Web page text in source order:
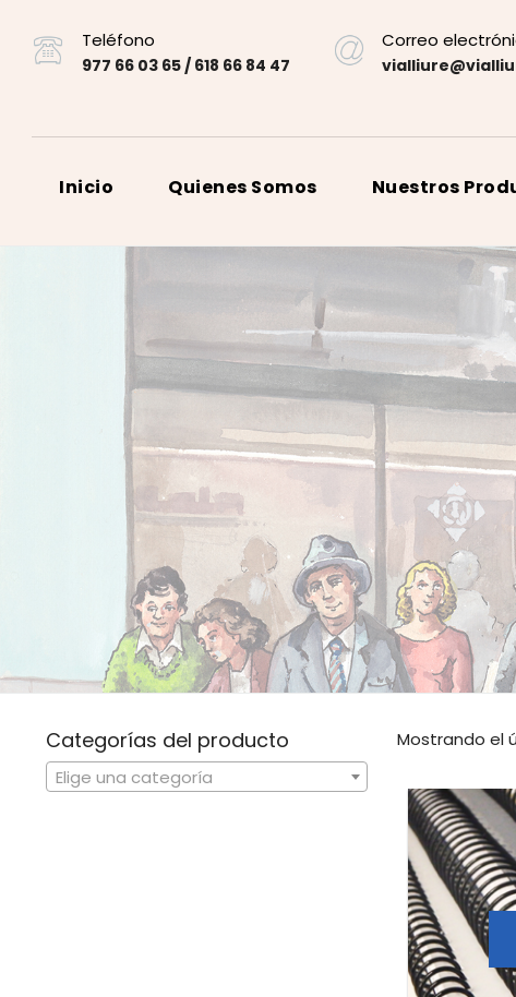
Teléfono
977 66 03 65 / 618 66 84 47
Correo
Inicio Quienes Somos Nuestros
Categorías del producto
Elige una categoría
Mostrando el